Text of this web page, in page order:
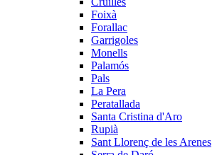
Foixà
Forallac
Garrigoles
Monells
Palamós
Pals
La Pera
Peratallada
Santa Cristina d'Aro
Rupià
Sant Llorenç de les Arenes